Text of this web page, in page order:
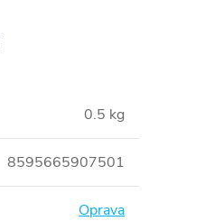
0.5 kg
8595665907501
Oprava